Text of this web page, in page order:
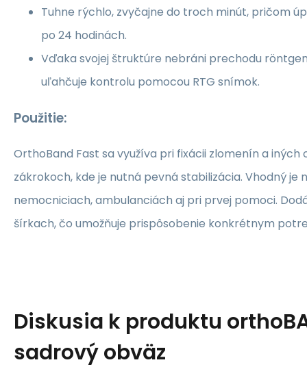
Tuhne rýchlo, zvyčajne do troch minút, pričom
po 24 hodinách.
Vďaka svojej štruktúre nebráni prechodu
uľahčuje kontrolu pomocou RTG snímok.
Použitie:
OrthoBand Fast sa využíva pri fixácii zlomenín a
zákrokoch, kde je nutná pevná stabilizácia. Vhodný je
nemocniciach, ambulanciách aj pri prvej pomoci.
šírkach, čo umožňuje prispôsobenie konkrétnym
Diskusia k produktu
sadrový obväz